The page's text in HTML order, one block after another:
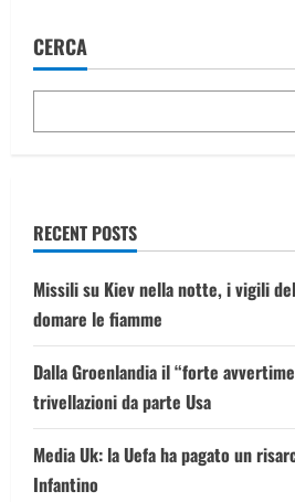
Forza
riapre
fronte
CERCA
RECENT POSTS
Missili su Kiev nella notte, i vigili
domare le fiamme
Dalla Groenlandia il “forte
trivellazioni da parte Usa
Media Uk: la Uefa ha pagato un
Infantino